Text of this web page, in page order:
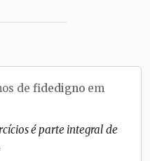
de fidedigno em
é parte integral de